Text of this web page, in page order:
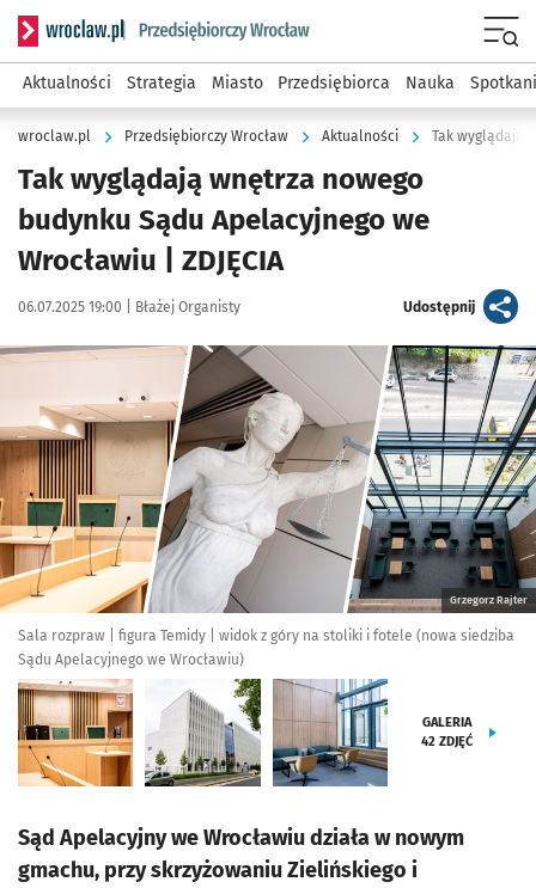
Serwis informacyjny wroclaw.pl podserwis: Strategia
Aktualności Strategia Miasto Przedsiębiorca Nauka
wroclaw.pl Przedsiębiorczy Wrocław Aktualności Tak wyglądają
Tak wyglądają wnętrza nowego
budynku Sądu Apelacyjnego we
Wrocławiu | ZDJĘCIA
Data publikacji:
06.07.2025 19:00 | Autor:
Błażej Organisty Udostępnijartykuł
Kliknij, aby zobaczyć galerię
Grzegorz Rajter
Sala rozpraw | figura Temidy | widok z góry na stoliki i fotele (nowa siedziba
Sądu Apelacyjnego we Wrocławiu)
GALERIA
42 ZDJĘĆ
Sąd Apelacyjny we Wrocławiu działa w nowym
gmachu, przy skrzyżowaniu Zielińskiego i